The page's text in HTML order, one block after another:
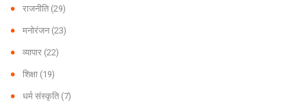
राजनीति (29)
मनोरंजन (23)
व्यापार (22)
शिक्षा (19)
धर्म संस्कृति (7)